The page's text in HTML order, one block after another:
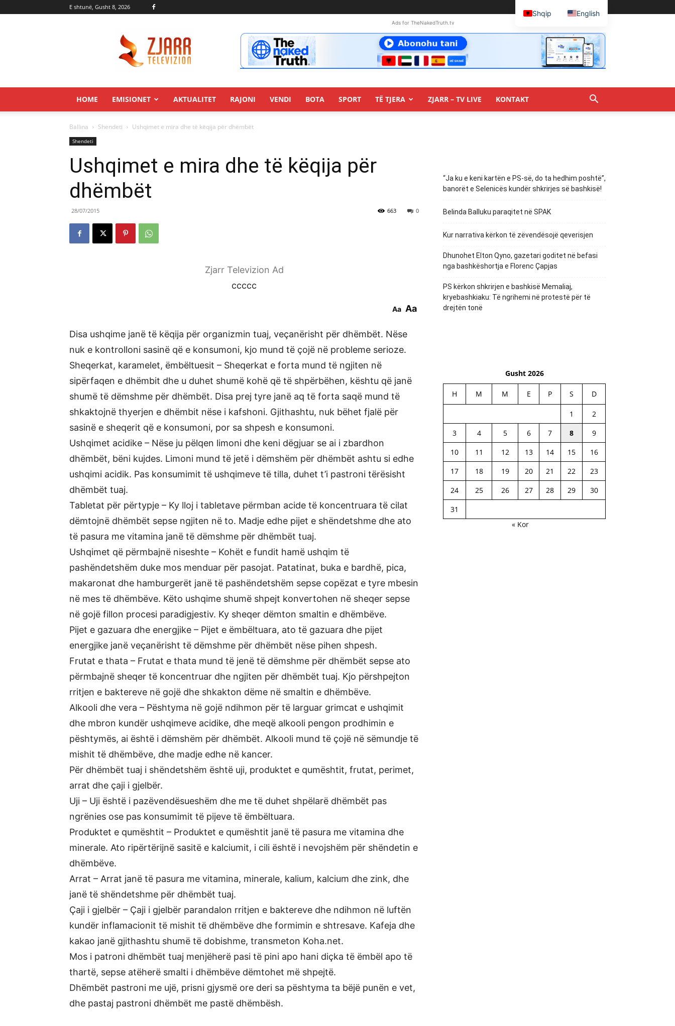
E shtunë, Gusht 8, 2026
Ads for TheNakedTruth.tv
HOME EMISIONET AKTUALITET RAJONI VENDI BOTA SPORT TË TJERA ZJARR – TV LIVE KONTAKT
Ballina Shendeti Ushqimet e mira dhe të këqija për dhëmbët
Shendeti
Ushqimet e mira dhe të këqija për
dhëmbët
28/07/2015 0
663
Zjarr Televizion Ad
ccccc
Aa Aa
Disa ushqime janë të këqija për organizmin tuaj, veçanërisht për dhëmbët. Nëse
nuk e kontrolloni sasinë që e konsumoni, kjo mund të çojë në probleme serioze.
Sheqerkat, karamelet, ëmbëltuesit – Sheqerkat e forta mund të ngjiten në
sipërfaqen e dhëmbit dhe u duhet shumë kohë që të shpërbëhen, kështu që janë
shumë të dëmshme për dhëmbët. Disa prej tyre janë aq të forta saqë mund të
shkaktojnë thyerjen e dhëmbit nëse i kafshoni. Gjithashtu, nuk bëhet fjalë për
sasinë e sheqerit që e konsumoni, por sa shpesh e konsumoni.
Ushqimet acidike – Nëse ju pëlqen limoni dhe keni dëgjuar se ai i zbardhon
dhëmbët, bëni kujdes. Limoni mund të jetë i dëmshëm për dhëmbët ashtu si edhe
ushqimi acidik. Pas konsumimit të ushqimeve të tilla, duhet t’i pastroni tërësisht
dhëmbët tuaj.
Tabletat për përtypje – Ky lloj i tabletave përmban acide të koncentruara të cilat
dëmtojnë dhëmbët sepse ngjiten në to. Madje edhe pijet e shëndetshme dhe ato
të pasura me vitamina janë të dëmshme për dhëmbët tuaj.
Ushqimet që përmbajnë niseshte – Kohët e fundit hamë ushqim të
pashëndetshëm duke mos menduar për pasojat. Patatinat, buka e bardhë, pica,
makaronat dhe hamburgerët janë të pashëndetshëm sepse copëzat e tyre mbesin
në mes të dhëmbëve. Këto ushqime shumë shpejt konvertohen në sheqer sepse
në gojë fillon procesi paradigjestiv. Ky sheqer dëmton smaltin e dhëmbëve.
Pijet e gazuara dhe energjike – Pijet e ëmbëltuara, ato të gazuara dhe pijet
energjike janë veçanërisht të dëmshme për dhëmbët nëse pihen shpesh.
Frutat e thata – Frutat e thata mund të jenë të dëmshme për dhëmbët sepse ato
përmbajnë sheqer të koncentruar dhe ngjiten për dhëmbët tuaj. Kjo përshpejton
rritjen e baktereve në gojë dhe shkakton dëme në smaltin e dhëmbëve.
Alkooli dhe vera – Pështyma në gojë ndihmon për të larguar grimcat e ushqimit
dhe mbron kundër ushqimeve acidike, dhe meqë alkooli pengon prodhimin e
pështymës, ai është i dëmshëm për dhëmbët. Alkooli mund të çojë në sëmundje të
mishit të dhëmbëve, dhe madje edhe në kancer.
Për dhëmbët tuaj i shëndetshëm është uji, produktet e qumështit, frutat, perimet,
arrat dhe çaji i gjelbër.
Uji – Uji është i pazëvendësueshëm dhe me të duhet shpëlarë dhëmbët pas
ngrënies ose pas konsumimit të pijeve të ëmbëltuara.
Produktet e qumështit – Produktet e qumështit janë të pasura me vitamina dhe
minerale. Ato ripërtërijnë sasitë e kalciumit, i cili është i nevojshëm për shëndetin e
dhëmbëve.
Arrat – Arrat janë të pasura me vitamina, minerale, kalium, kalcium dhe zink, dhe
janë të shëndetshme për dhëmbët tuaj.
Çaji i gjelbër – Çaji i gjelbër parandalon rritjen e baktereve dhe ndihmon në luftën
kundër inflamacionit të mishit të dhëmbëve dhe formimin e shtresave. Kafeja dhe
kakao janë gjithashtu shumë të dobishme, transmeton Koha.net.
Mos i patroni dhëmbët tuaj menjëherë pasi të pini apo hani diçka të ëmbël apo të
thartë, sepse atëherë smalti i dhëmbëve dëmtohet më shpejtë.
Dhëmbët pastroni me ujë, prisni gjysmë ore deri sa pështyma ta bëjë punën e vet,
dhe pastaj pastroni dhëmbët me pastë dhëmbësh.
“Ja ku e keni kartën e PS-së, do ta hedhim poshtë”,
banorët e Selenicës kundër shkrirjes së bashkisë!
Belinda Balluku paraqitet në SPAK
Kur narrativa kërkon të zëvendësojë qeverisjen
Dhunohet Elton Qyno, gazetari goditet në befasi
nga bashkëshortja e Florenc Çapjas
PS kërkon shkrirjen e bashkisë Memaliaj,
kryebashkiaku: Të ngrihemi në protestë për të
drejtën tonë
Gusht 2026
H M M E P S D
1
2
3
4 5 6 7 8
9
10
11 12 13 14 15
16
17
18 19 20 21 22
23
24
25 26 27 28 29
30
31
« Kor
Shqip English